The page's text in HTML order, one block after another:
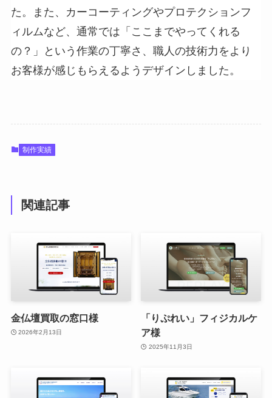
た。また、カーコーティングやプロテクションフ
ィルムなど、通常では「ここまでやってくれる
の？」という作業の丁寧さ、職人の技術力をより
お客様が感じもらえるようデザインしました。
制作実績
関連記事
金仏壇買取の窓口様
2026年2月13日
「りぷれい」フィジカルケ
ア様
2025年11月3日